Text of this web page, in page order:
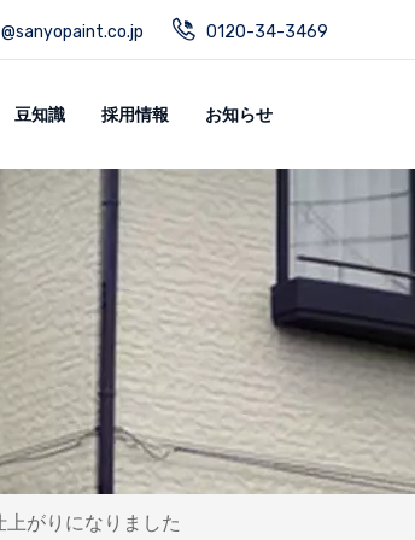
0120-34-3469
豆知識 採用情報 お知らせ
がりになりました